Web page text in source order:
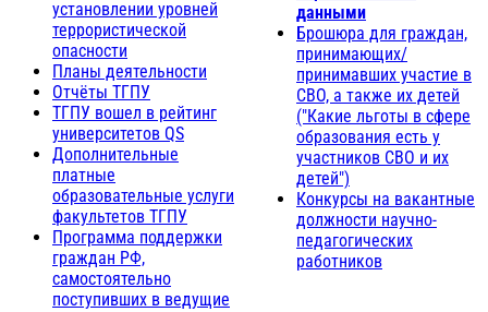
установлении уровней
террористической
опасности
Планы деятельности
Отчёты ТГПУ
ТГПУ вошел в рейтинг
университетов QS
Дополнительные
платные
образовательные услуги
факультетов ТГПУ
Программа поддержки
граждан РФ,
самостоятельно
поступивших в ведущие
данными
Брошюра для граждан,
принимающих/
принимавших участие в
СВО, а также их детей
("Какие льготы в сфере
образования есть у
участников СВО и их
детей")
Конкурсы на вакантные
должности научно-
педагогических
работников